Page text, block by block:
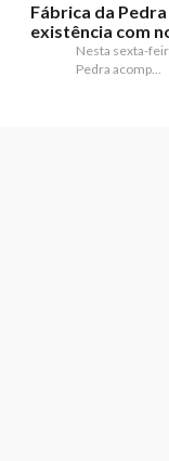
Fábrica da
existência com
Nesta sexta-
Pedra acomp...